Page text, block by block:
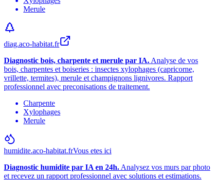
Merule
diag.aco-habitat.fr
Diagnostic bois, charpente et merule par IA. Analyse de vos
bois, charpentes et boiseries : insectes xylophages (capricorne,
vrillette, termites), merule et champignons lignivores. Rapport
professionnel avec preconisations de traitement.
Charpente
Xylophages
Merule
humidite.aco-habitat.frVous etes ici
Diagnostic humidite par IA en 24h. Analysez vos murs par photo
et recevez un rapport professionnel avec solutions et estimations.